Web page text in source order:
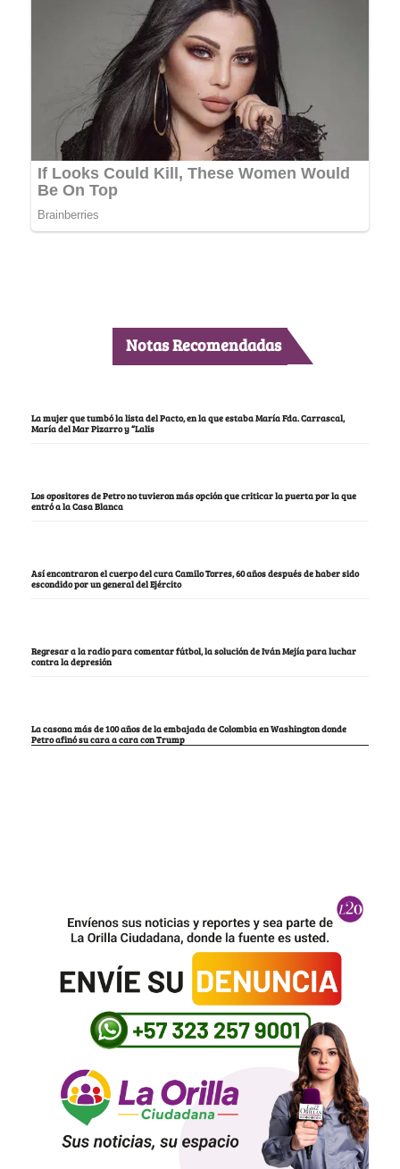
Notas Recomendadas
La mujer que tumbó la lista del Pacto, en la que estaba María Fda. Carrascal,
María del Mar Pizarro y “Lalis
Los opositores de Petro no tuvieron más opción que criticar la puerta por la que
entró a la Casa Blanca
Así encontraron el cuerpo del cura Camilo Torres, 60 años después de haber sido
escondido por un general del Ejército
Regresar a la radio para comentar fútbol, la solución de Iván Mejía para luchar
contra la depresión
La casona más de 100 años de la embajada de Colombia en Washington donde
Petro afinó su cara a cara con Trump